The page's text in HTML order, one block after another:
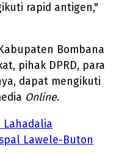
rapid antigen,"
Bombana
pihak DPRD, para
dapat mengikuti
Online.
Lahadalia
Lawele-Buton